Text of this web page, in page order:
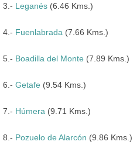
3.- Leganés (6.46 Kms.)
4.- Fuenlabrada (7.66 Kms.)
5.- Boadilla del Monte (7.89 Kms.)
6.- Getafe (9.54 Kms.)
7.- Húmera (9.71 Kms.)
8.- Pozuelo de Alarcón (9.86 Kms.)